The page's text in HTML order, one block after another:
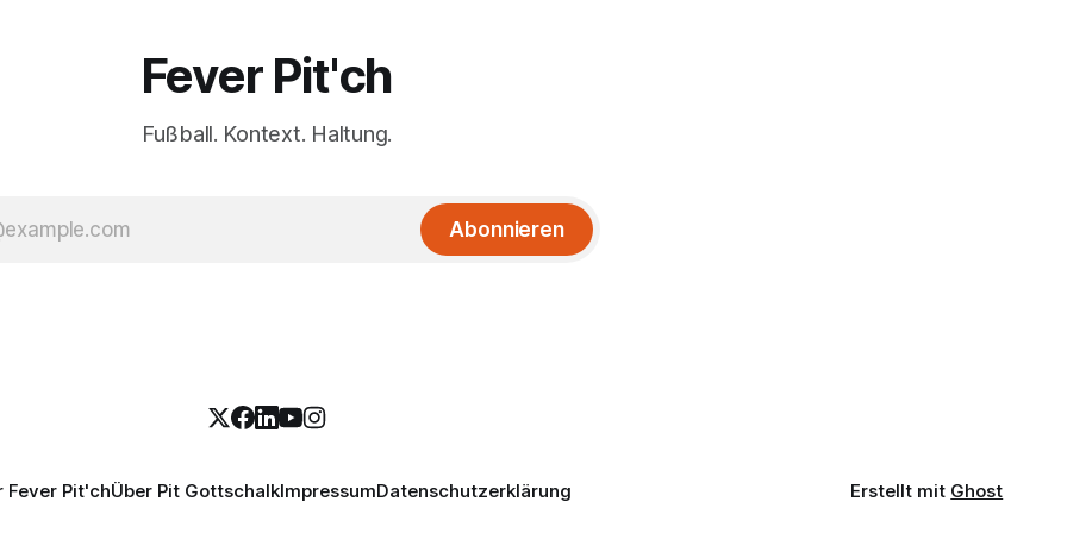
Fever Pit'ch
Fußball. Kontext. Haltung.
Abonnieren
Fever Pit'chÜber Pit GottschalkImpressumDatenschutzerklärung Erstellt mit Ghost